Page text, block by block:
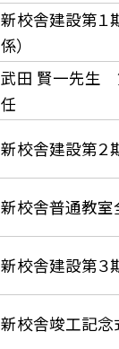
新校舎建設第１
係）
武田 賢一先生
任
新校舎建設第２
新校舎普通教
新校舎建設第３
新校舎竣工記念